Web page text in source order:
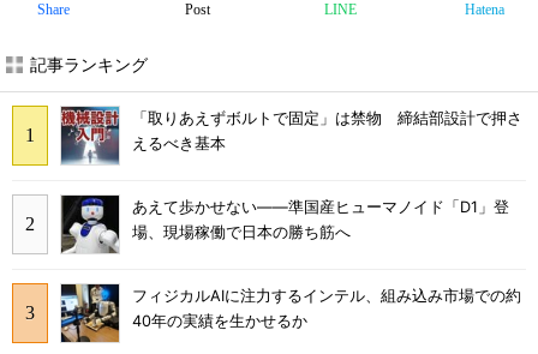
Share Post LINE Hatena
記事ランキング
「取りあえずボルトで固定」は禁物 締結部設計で押さ
えるべき基本
あえて歩かせない――準国産ヒューマノイド「D1」登
場、現場稼働で日本の勝ち筋へ
フィジカルAIに注力するインテル、組み込み市場での約
40年の実績を生かせるか